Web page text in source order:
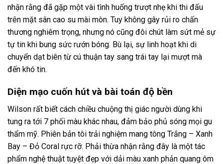
nhận rằng đã gặp một vài tình huống trượt nhẹ khi thi đấu
trên mặt sân cao su mài mòn. Tuy không gây rủi ro chấn
thương nghiêm trọng, nhưng nó cũng đôi chút làm sứt mẻ sự
tự tin khi bung sức rướn bóng. Bù lại, sự linh hoạt khi di
chuyển dạt biên từ cú thuận tay sang trái tay lại mượt mà
đến khó tin.
Diện mạo cuốn hút và bài toán độ bền
Wilson rất biết cách chiều chuộng thị giác người dùng khi
tung ra tới 7 phối màu khác nhau, đảm bảo phủ sóng mọi gu
thẩm mỹ. Phiên bản tôi trải nghiệm mang tông Trắng – Xanh
Bay – Đỏ Coral rực rỡ. Phải thừa nhận rằng đây là một tác
phẩm nghệ thuật tuyệt đẹp với dải màu xanh phản quang ôm